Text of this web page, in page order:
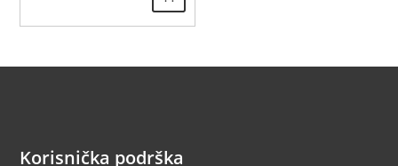
Korisnička podrška